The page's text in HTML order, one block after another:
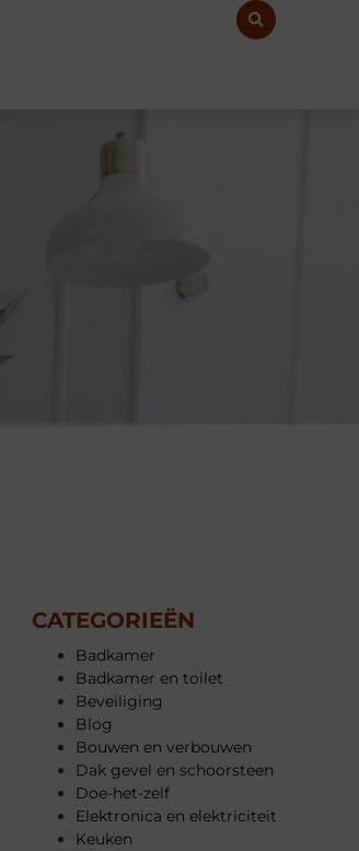
CATEGORIEËN
Badkamer
Badkamer en toilet
Beveiliging
Blog
Bouwen en verbouwen
Dak gevel en schoorsteen
Doe-het-zelf
Elektronica en elektriciteit
Keuken